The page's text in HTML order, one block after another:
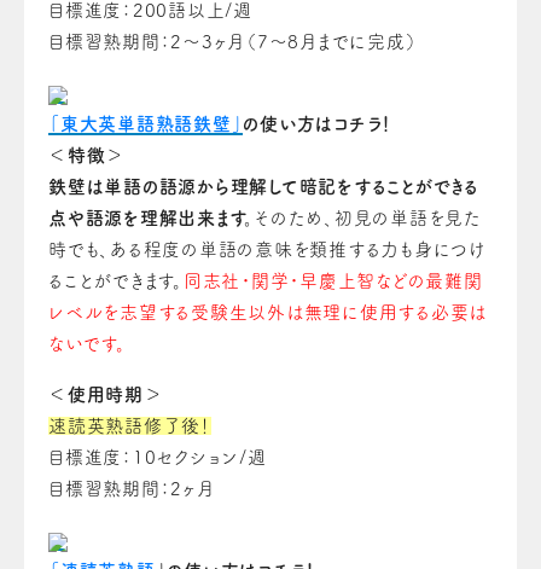
目標進度：200語以上/週
目標習熟期間：2～3ヶ月（7～8月までに完成）
「東大英単語熟語鉄壁」 の使い方はコチラ！
＜特徴＞
鉄壁は単語の語源から理解して暗記をすることができる
点や語源を理解出来ます。 そのため、初見の単語を見た
時でも、ある程度の単語の意味を類推する力も身につけ
ることができます。 同志社・関学・早慶上智などの最難関
レベルを志望する受験生以外は無理に使用する必要は
ないです。
＜使用時期＞
速読英熟語修了後！
目標進度：10セクション/週
目標習熟期間：2ヶ月